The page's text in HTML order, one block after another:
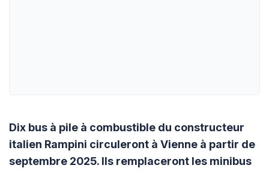
Dix bus à pile à combustible du constructeur
italien Rampini circuleront à Vienne à partir de
septembre 2025. Ils remplaceront les minibus